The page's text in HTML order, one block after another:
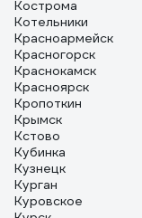
Кострома
Котельники
Красноармейск
Красногорск
Краснокамск
Красноярск
Кропоткин
Крымск
Кстово
Кубинка
Кузнецк
Курган
Куровское